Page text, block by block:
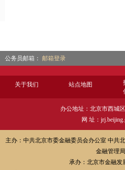
公务员邮箱： 邮箱登录
关于我们 站点地图
办公地址：北京市西城
网 址：
主办：中共北京市委金融委员会办公室 中共
金融管理局
承办：北京市金融发